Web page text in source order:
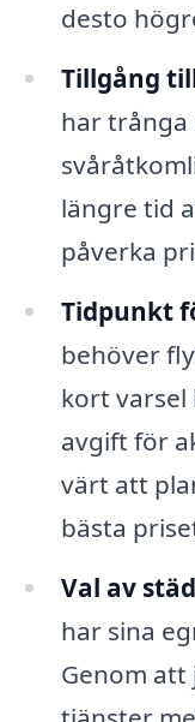
desto
Tillgång
har
längre tid
påverka
Tidpunkt
behöver
kort varsel
avgift för
värt att
bästa
Val av
har sina
Genom